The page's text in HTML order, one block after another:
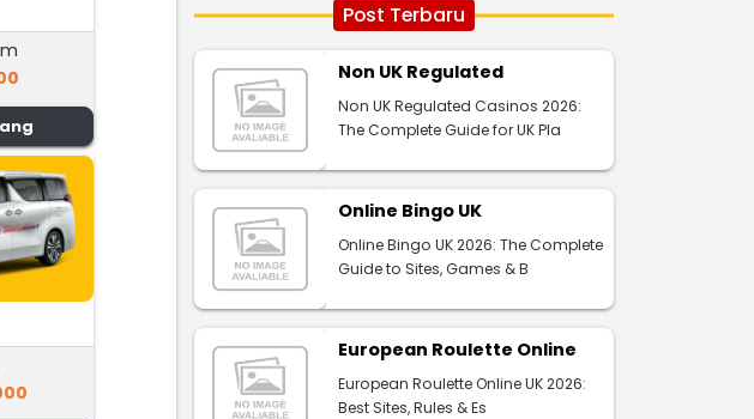
Post Terbaru
Non UK Regulated
Non UK Regulated Casinos 2026:
The Complete Guide for UK Pla
Online Bingo UK
Online Bingo UK 2026: The Complete
Guide to Sites, Games & B
European Roulette Online
European Roulette Online UK 2026:
Best Sites, Rules & Es